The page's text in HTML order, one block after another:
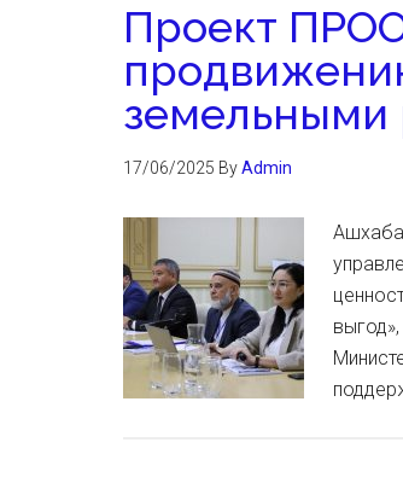
Проект
земельными
17/06/2025 ByAdmin